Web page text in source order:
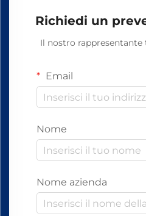
Richiedi un
Il nostro
Email
Nome
Nome azienda